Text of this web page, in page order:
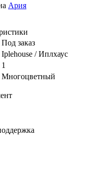
Ария
Под заказ
Iplehouse / Иплхаус
1
Многоцветный